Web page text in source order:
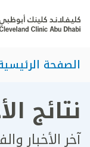
الصفحة
نتائج
آخر الأخبار